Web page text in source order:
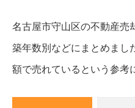
名古屋市守山区の不動産売
築年数別などにまとめまし
額で売れているという参考